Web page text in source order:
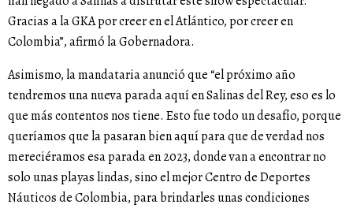
Gracias a la GKA por creer en el Atlántico, por creer en
Colombia”, afirmó la Gobernadora.
Asimismo, la mandataria anunció que “el próximo año
tendremos una nueva parada aquí en Salinas del Rey, eso es lo
que más contentos nos tiene. Esto fue todo un desafío, porque
queríamos que la pasaran bien aquí para que de verdad nos
mereciéramos esa parada en 2023, donde van a encontrar no
solo unas playas lindas, sino el mejor Centro de Deportes
Náuticos de Colombia, para brindarles unas condiciones